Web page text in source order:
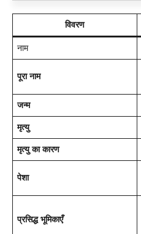
विवरण
नाम
पूरा नाम
जन्म
मृत्यु
मृत्यु का कारण
पेशा
प्रसिद्ध भूमिकाएँ